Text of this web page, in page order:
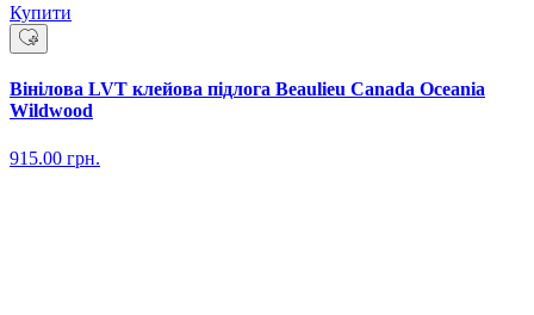
Купити
Вінілова LVT клейова підлога Beaulieu Canada Oceania
Wildwood
915.00 грн.